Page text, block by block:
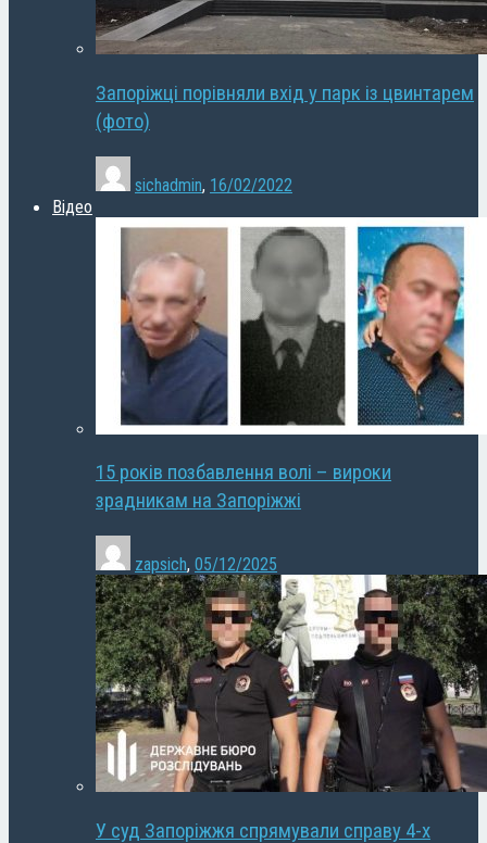
Запоріжці порівняли вхід у парк із цвинтарем
(фото)
sichadmin, 16/02/2022
Відео
15 років позбавлення волі – вироки
зрадникам на Запоріжжі
zapsich, 05/12/2025
У суд Запоріжжя спрямували справу 4-х